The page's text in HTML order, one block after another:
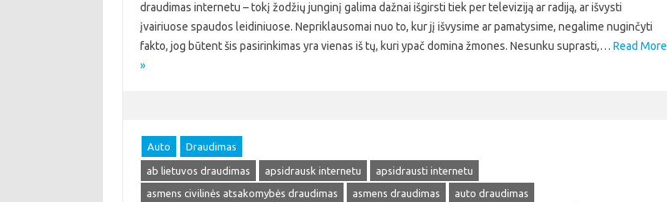
draudimas internetu – tokį žodžių junginį galima dažnai išgirsti tiek per televiziją ar radiją, ar išvysti
įvairiuose spaudos leidiniuose. Nepriklausomai nuo to, kur jį išvysime ar pamatysime, negalime nuginčyti
fakto, jog būtent šis pasirinkimas yra vienas iš tų, kuri ypač domina žmones. Nesunku suprasti,… Read More
»
Auto Draudimas
ab lietuvos draudimas apsidrausk internetu
apsidrausti internetu
asmens civilinės atsakomybės draudimas
asmens draudimas
auto draudimas